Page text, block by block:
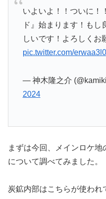
いよいよ！！ついに！
ド』始まります！もし
しいです！よろしくお
pic.twitter.com/
— 神木隆之介
2024
まずは今回、メインロケ地
について調べてみました。
炭鉱内部はこちらが使われ